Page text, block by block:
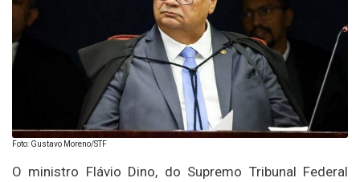
Foto: Gustavo Moreno/STF
O ministro Flávio Dino, do Supremo Tribunal Federal